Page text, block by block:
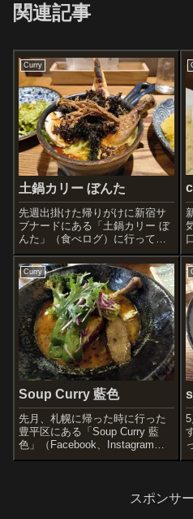
関連記事
Curry
土鍋カリー ぼんた
先週出掛けた帰りがけに新宿サ
ブナードにある「土鍋カリー ぼ
んた」（食べログ）に行ってき
ました。メニューです注文した
のは、しっとり柔らかチキンレ
ッグスープカレーライスは、タ
ーメリックライス辛さは、
LEVEL 4トッピングは、黒ばら
海苔あまり大...
Curry
Soup Curry 藍色
先月、札幌に帰った時に行った
豊平区にある「Soup Curry 藍
色」（Facebook、Instagram、
食べログ）場所が西岡の高架下
言うようにちょっとわかりにく
スポンサ